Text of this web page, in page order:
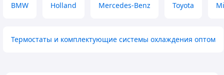
BMW Holland Mercedes-Benz Toyota
Термостаты и комплектующие системы охлаждения оптом